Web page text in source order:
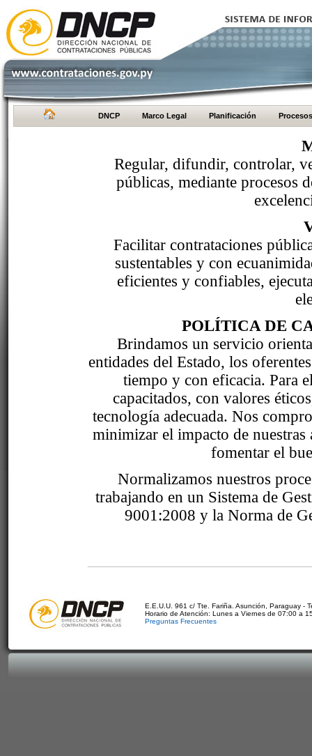
DNCP Marco Legal Planificación Procesos
Regular, difundir, controlar,
públicas, mediante procesos
Facilitar contrataciones
sustentables y con
eficientes y confiables,
POLÍTICA DE
Brindamos un servicio
entidades del Estado, los
tiempo y con eficacia. Para
capacitados, con valores
tecnología adecuada. Nos
minimizar el impacto de
fomentar el
Normalizamos nuestros
trabajando en un Sistema de
9001:2008 y la Norma de
E.E.U.U. 961 c/ Tte. Fariña. Asunción, Paraguay -
Horario de Atención: Lunes a Viernes de 07:00 a
Preguntas Frecuentes